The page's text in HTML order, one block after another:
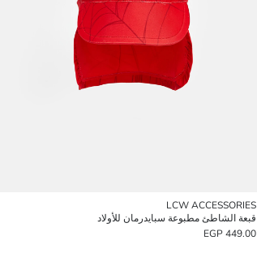
LCW ACCESSORIES
قبعة الشاطئ مطبوعة سبايدرمان للأولاد
449.00 EGP